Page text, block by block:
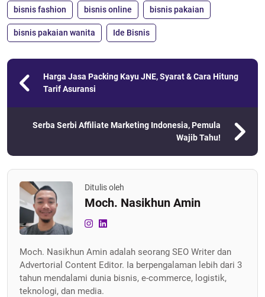
bisnis fashion bisnis online bisnis pakaian
bisnis pakaian wanita Ide Bisnis
Harga Jasa Packing Kayu JNE, Syarat & Cara Hitung
Tarif Asuransi
Serba Serbi Affiliate Marketing Indonesia, Pemula
Wajib Tahu!
Ditulis oleh
Moch. Nasikhun Amin
Moch. Nasikhun Amin adalah seorang SEO Writer dan
Advertorial Content Editor. Ia berpengalaman lebih dari 3
tahun mendalami dunia bisnis, e-commerce, logistik,
teknologi, dan media.